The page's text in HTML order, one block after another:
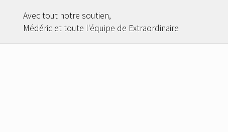
Avec tout notre soutien,
Médéric et toute l'équipe de Extraordinaire